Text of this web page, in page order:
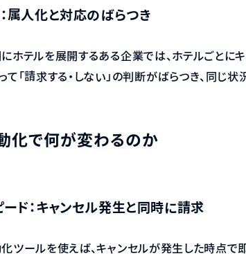
属人化と対応のばらつき
ホテルを展開するある企業では、ホテルごとに
て「請求する・しない」の判断がばらつき、同
化で何が変わるのか
ード：キャンセル発生と同時に請求
ツールを使えば、キャンセルが発生した時点